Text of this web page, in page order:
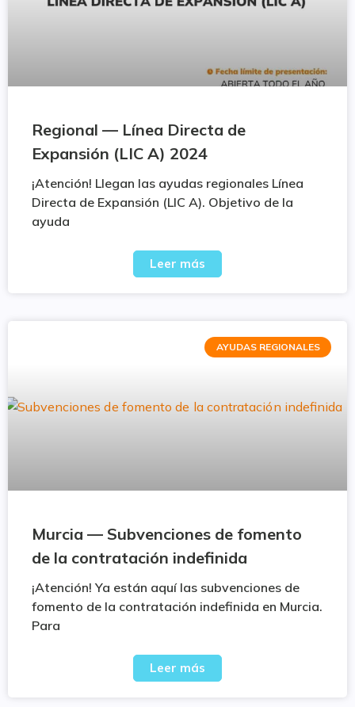
Regional — Línea Directa de
Expansión (LIC A) 2024
¡Atención! Llegan las ayudas regionales Línea
Directa de Expansión (LIC A). Objetivo de la
ayuda
Leer más
AYUDAS REGIONALES
Murcia — Subvenciones de fomento
de la contratación indefinida
¡Atención! Ya están aquí las subvenciones de
fomento de la contratación indefinida en Murcia.
Para
Leer más